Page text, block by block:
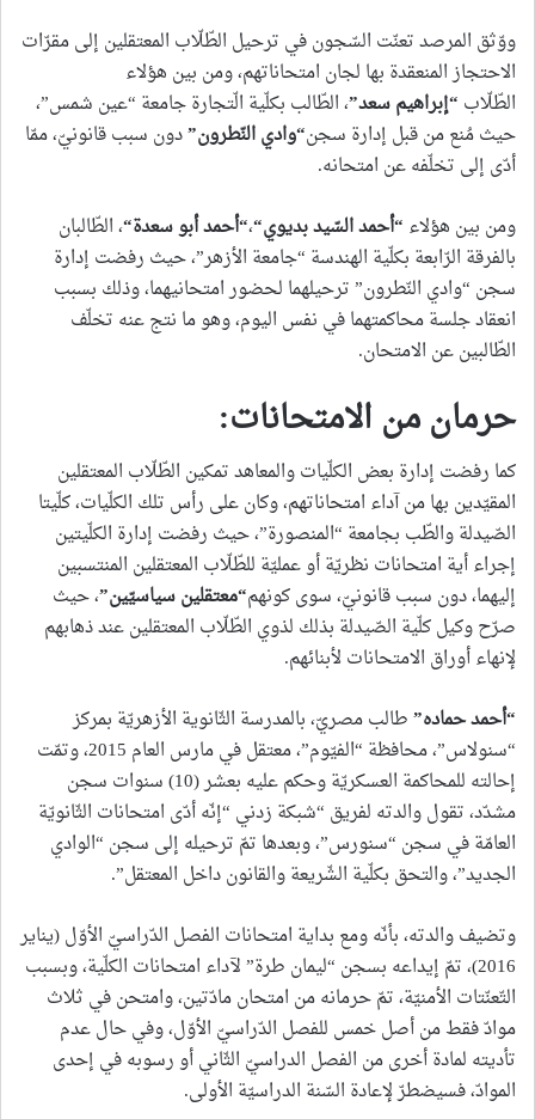
ووّثق المرصد تعنّت السّجون في ترحيل الطّلّاب المعتقلين إلى مقرّات
الاحتجاز المنعقدة بها لجان امتحاناتهم، ومن بين هؤلاء
الطّلّاب “إبراهيم سعد”، الطّالب بكلّية الّتجارة جامعة “عين شمس”،
حيث مُنع من قبل إدارة سجن“وادي النّطرون”دون سبب قانونيّ، ممّا
أدّى إلى تخلّفه عن امتحانه.
ومن بين هؤلاء “أحمد السّيد بديوي“،“أحمد أبو سعدة“، الطّالبان
بالفرقة الرّابعة بكلّية الهندسة “جامعة الأزهر”، حيث رفضت إدارة
سجن “وادي النّطرون” ترحيلهما لحضور امتحانيهما، وذلك بسبب
انعقاد جلسة محاكمتهما في نفس اليوم، وهو ما نتج عنه تخلّف
الطّالبين عن الامتحان.
حرمان من الامتحانات:
كما رفضت إدارة بعض الكلّيات والمعاهد تمكين الطّلّاب المعتقلين
المقيّدين بها من آداء امتحاناتهم، وكان على رأس تلك الكلّيات، كلّيتا
الصّيدلة والطّب بجامعة “المنصورة”، حيث رفضت إدارة الكلّيتين
إجراء أية امتحانات نظريّة أو عمليّة للطّلّاب المعتقلين المنتسبين
إليهما، دون سبب قانونيّ، سوى كونهم“معتقلين سياسيّين”، حيث
صرّح وكيل كلّية الصّيدلة بذلك لذوي الطّلّاب المعتقلين عند ذهابهم
لإنهاء أوراق الامتحانات لأبنائهم.
“أحمد حماده”طالب مصريّ، بالمدرسة الثّانوية الأزهريّة بمركز
“سنولاس”، محافظة “الفيّوم”، معتقل في مارس العام 2015، وتمّت
إحالته للمحاكمة العسكريّة وحكم عليه بعشر (10) سنوات سجن
مشدّد، تقول والدته لفريق “شبكة زدني “إنّه أدّى امتحانات الثّانويّة
العامّة في سجن “سنورس”، وبعدها تمّ ترحيله إلى سجن “الوادي
الجديد”، والتحق بكلّية الشّريعة والقانون داخل المعتقل”.
وتضيف والدته، بأنّه ومع بداية امتحانات الفصل الدّراسيّ الأوّل (يناير
2016)، تمّ إيداعه بسجن “ليمان طرة” لآداء امتحانات الكلّية، وبسبب
التّعنّتات الأمنيّة، تمّ حرمانه من امتحان مادّتين، وامتحن في ثلاث
موادّ فقط من أصل خمس للفصل الدّراسيّ الأوّل، وفي حال عدم
تأديته لمادة أخرى من الفصل الدراسيّ الثّاني أو رسوبه في إحدى
الموادّ، فسيضطرّ لإعادة السّنة الدراسيّة الأولى.